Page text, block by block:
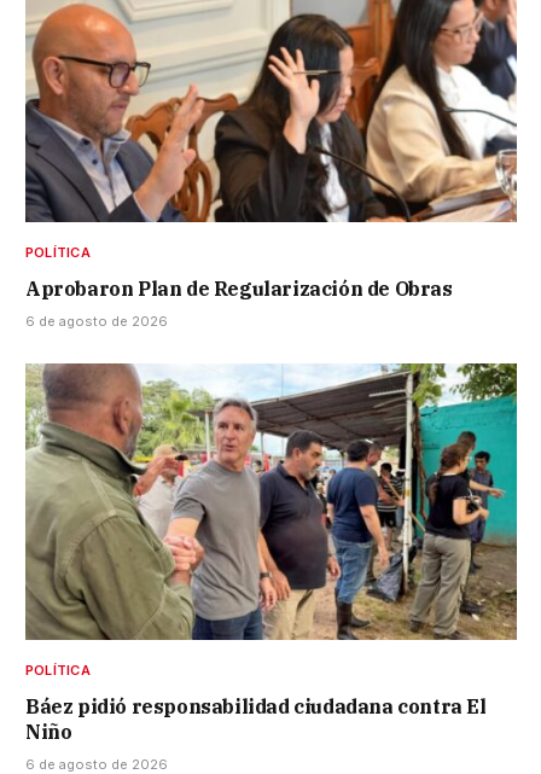
POLÍTICA
Aprobaron Plan de Regularización de Obras
6 de agosto de 2026
POLÍTICA
Báez pidió responsabilidad ciudadana contra El
Niño
6 de agosto de 2026